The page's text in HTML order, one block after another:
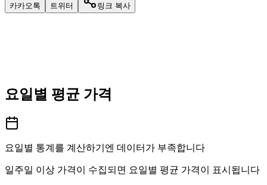
카카오톡 트위터 링크 복사
요일별 평균 가격
요일별 통계를 계산하기엔 데이터가 부족합니다
일주일 이상 가격이 수집되면 요일별 평균 가격이 표시됩니다